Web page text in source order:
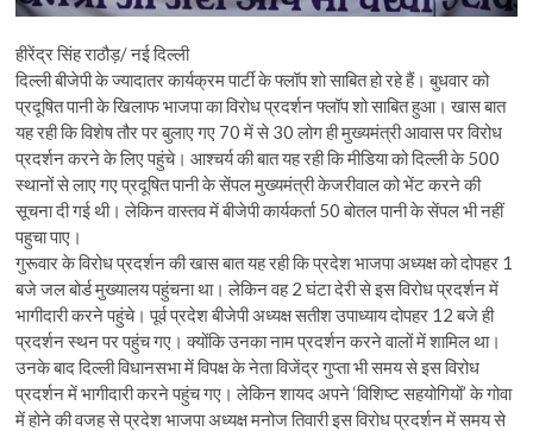
हीरेंद्र सिंह राठौड़/ नई दिल्ली
दिल्ली बीजेपी के ज्यादातर कार्यक्रम पार्टी के फ्लॉप शो साबित हो रहे हैं। बुधवार को
प्रदूषित पानी के खिलाफ भाजपा का विरोध प्रदर्शन फ्लॉप शो साबित हुआ। खास बात
यह रही कि विशेष तौर पर बुलाए गए 70 में से 30 लोग ही मुख्यमंत्री आवास पर विरोध
प्रदर्शन करने के लिए पहुंचे। आश्चर्य की बात यह रही कि मीडिया को दिल्ली के 500
स्थानों से लाए गए प्रदूषित पानी के सेंपल मुख्यमंत्री केजरीवाल को भेंट करने की
सूचना दी गई थी। लेकिन वास्तव में बीजेपी कार्यकर्ता 50 बोतल पानी के सेंपल भी नहीं
पहुचा पाए।
गुरूवार के विरोध प्रदर्शन की खास बात यह रही कि प्रदेश भाजपा अध्यक्ष को दोपहर 1
बजे जल बोर्ड मुख्यालय पहुंचना था। लेकिन वह 2 घंटा देरी से इस विरोध प्रदर्शन में
भागीदारी करने पहुंचे। पूर्व प्रदेश बीजेपी अध्यक्ष सतीश उपाध्याय दोपहर 12 बजे ही
प्रदर्शन स्थन पर पहुंच गए। क्योंकि उनका नाम प्रदर्शन करने वालों में शामिल था।
उनके बाद दिल्ली विधानसभा में विपक्ष के नेता विजेंद्र गुप्ता भी समय से इस विरोध
प्रदर्शन में भागीदारी करने पहुंच गए। लेकिन शायद अपने ‘विशिष्ट सहयोगियों’ के गोवा
में होने की वजह से प्रदेश भाजपा अध्यक्ष मनोज तिवारी इस विरोध प्रदर्शन में समय से